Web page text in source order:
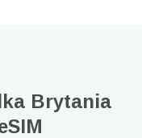
Brytania